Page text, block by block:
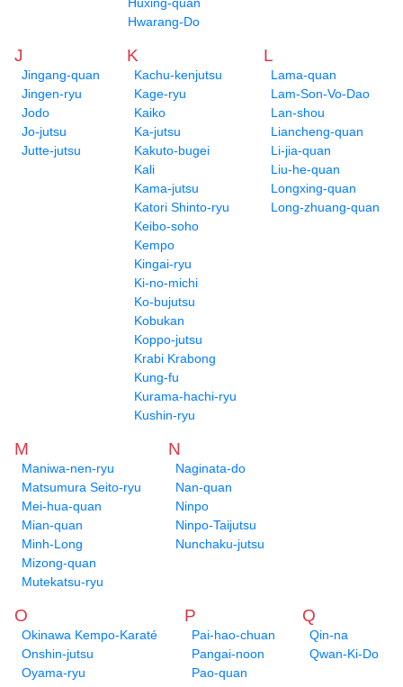
Hwarang-Do
J
Jingang-quan
Jingen-ryu
Jodo
Jo-jutsu
Jutte-jutsu
K
Kachu-kenjutsu
Kage-ryu
Kaiko
Ka-jutsu
Kakuto-bugei
Kali
Kama-jutsu
Katori Shinto-ryu
Keibo-soho
Kempo
Kingai-ryu
Ki-no-michi
Ko-bujutsu
Kobukan
Koppo-jutsu
Krabi Krabong
Kung-fu
Kurama-hachi-ryu
Kushin-ryu
L
Lama-quan
Lam-Son-Vo-Dao
Lan-shou
Liancheng-quan
Li-jia-quan
Liu-he-quan
Longxing-quan
Long-zhuang-quan
M
Maniwa-nen-ryu
Matsumura Seito-ryu
Mei-hua-quan
Mian-quan
Minh-Long
Mizong-quan
Mutekatsu-ryu
N
Naginata-do
Nan-quan
Ninpo
Ninpo-Taijutsu
Nunchaku-jutsu
O
Okinawa Kempo-Karaté
Onshin-jutsu
Oyama-ryu
P
Pai-hao-chuan
Pangai-noon
Pao-quan
Q
Qin-na
Qwan-Ki-Do